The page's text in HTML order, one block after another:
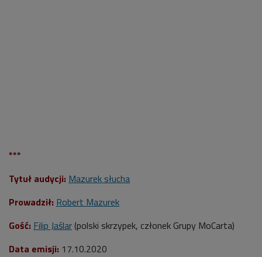
***
Tytuł audycji: Mazurek słucha
Prowadził: Robert Mazurek
Gość: Filip Jaślar (polski skrzypek, członek Grupy MoCarta)
Data emisji: 17.10.2020